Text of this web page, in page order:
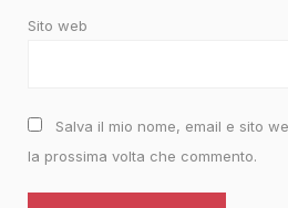
Sito web
Salva il mio nome, email e sito
la prossima volta che commento.